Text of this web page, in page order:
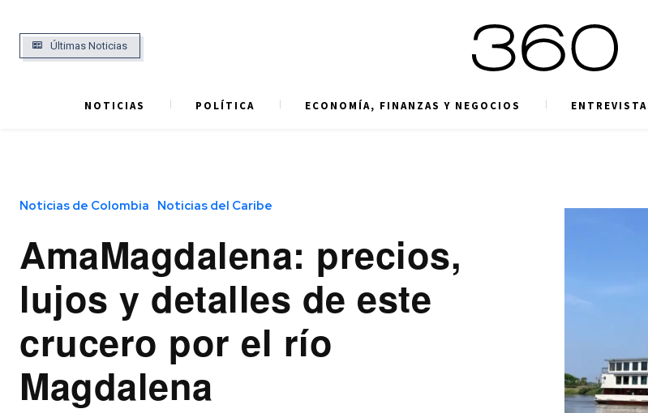
Últimas Noticias
NOTICIAS POLÍTICA ECONOMÍA, FINANZAS Y NEGOCIOS
Noticias de Colombia Noticias del Caribe
AmaMagdalena: precios,
lujos y detalles de este
crucero por el río
Magdalena